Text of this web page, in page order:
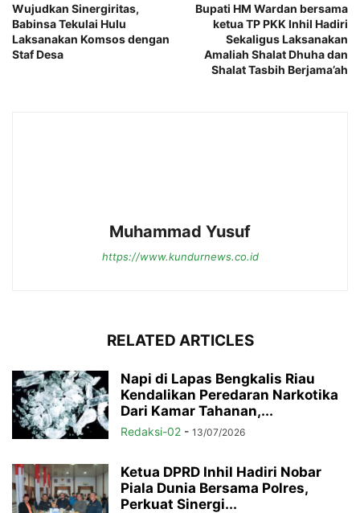
Wujudkan Sinergiritas,
Babinsa Tekulai Hulu
Laksanakan Komsos dengan
Staf Desa
Bupati HM Wardan bersama
ketua TP PKK Inhil Hadiri
Sekaligus Laksanakan
Amaliah Shalat Dhuha dan
Shalat Tasbih Berjama’ah
Muhammad Yusuf
https://www.kundurnews.co.id
RELATED ARTICLES
Napi di Lapas Bengkalis Riau
Kendalikan Peredaran Narkotika
Dari Kamar Tahanan,...
Redaksi-02 - 13/07/2026
Ketua DPRD Inhil Hadiri Nobar
Piala Dunia Bersama Polres,
Perkuat Sinergi...